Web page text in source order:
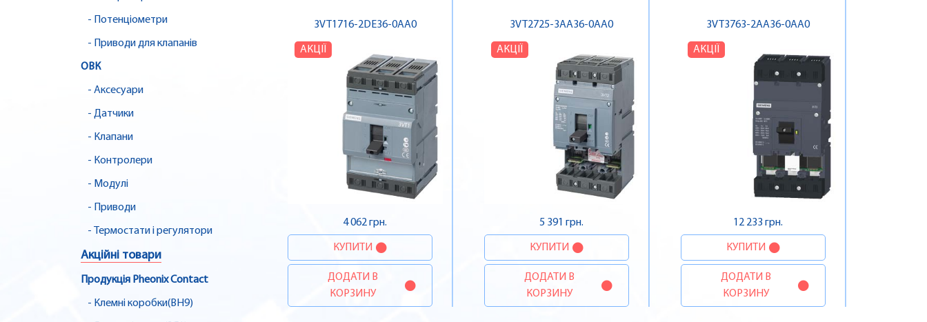
- Потенціометри
- Приводи для клапанів
ОВК
- Аксесуари
- Датчики
- Клапани
- Контролери
- Модулі
- Приводи
- Термостати і регулятори
Акційні товари
Продукція Pheonix Contact
- Клемні коробки(BH9)
3VT1716-2DE36-0AA0
АКЦІЇ
4 062 грн.
КУПИТИ
ДОДАТИ В
КОРЗИНУ
3VT2725-3AA36-0AA0
АКЦІЇ
5 391 грн.
КУПИТИ
ДОДАТИ В
КОРЗИНУ
3VT3763-2AA36-0AA0
АКЦІЇ
12 233 грн.
КУПИТИ
ДОДАТИ В
КОРЗИНУ